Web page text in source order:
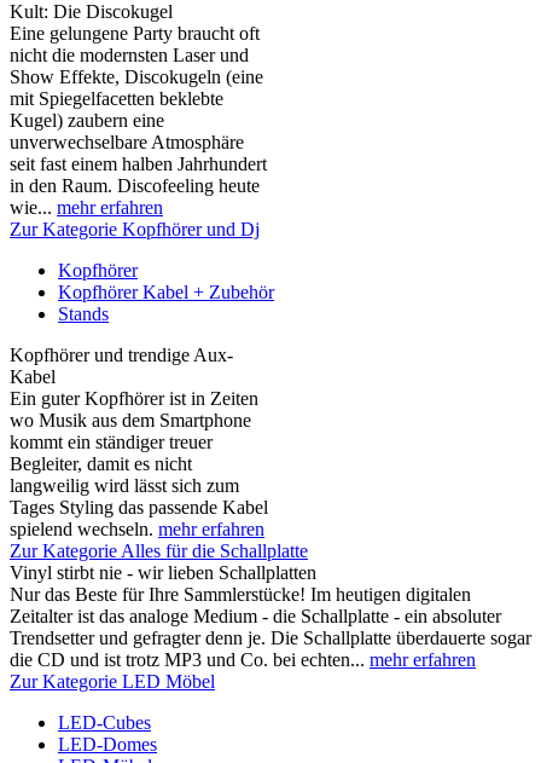
Kult: Die Discokugel
Eine gelungene Party braucht oft
nicht die modernsten Laser und
Show Effekte, Discokugeln (eine
mit Spiegelfacetten beklebte
Kugel) zaubern eine
unverwechselbare Atmosphäre
seit fast einem halben Jahrhundert
in den Raum. Discofeeling heute
wie... mehr erfahren
Zur Kategorie Kopfhörer und Dj
Kopfhörer
Kopfhörer Kabel + Zubehör
Stands
Kopfhörer und trendige Aux-
Kabel
Ein guter Kopfhörer ist in Zeiten
wo Musik aus dem Smartphone
kommt ein ständiger treuer
Begleiter, damit es nicht
langweilig wird lässt sich zum
Tages Styling das passende Kabel
spielend wechseln. mehr erfahren
Zur Kategorie Alles für die Schallplatte
Vinyl stirbt nie - wir lieben Schallplatten
Nur das Beste für Ihre Sammlerstücke! Im heutigen digitalen
Zeitalter ist das analoge Medium - die Schallplatte - ein absoluter
Trendsetter und gefragter denn je. Die Schallplatte überdauerte sogar
die CD und ist trotz MP3 und Co. bei echten... mehr erfahren
Zur Kategorie LED Möbel
LED-Cubes
LED-Domes